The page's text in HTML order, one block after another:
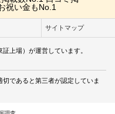
サイトマップ
上場）が運営しています。
であると第三者が認定していま